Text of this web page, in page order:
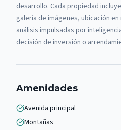
desarrollo. Cada propiedad
galería de imágenes, ubicación
análisis impulsadas por
decisión de inversión o
Amenidades
Avenida principal
Montañas